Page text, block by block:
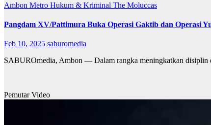
Ambon Metro Hukum & Kriminal The Moluccas
Pangdam XV/Pattimura Buka Operasi Gaktib dan Operasi
Feb 10, 2025 saburomedia
SABUROmedia, Ambon — Dalam rangka meningkatkan
Pemutar Video